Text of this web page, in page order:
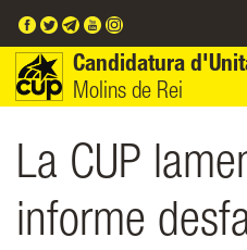
Candidatura
Molins de Rei
La CUP
informe